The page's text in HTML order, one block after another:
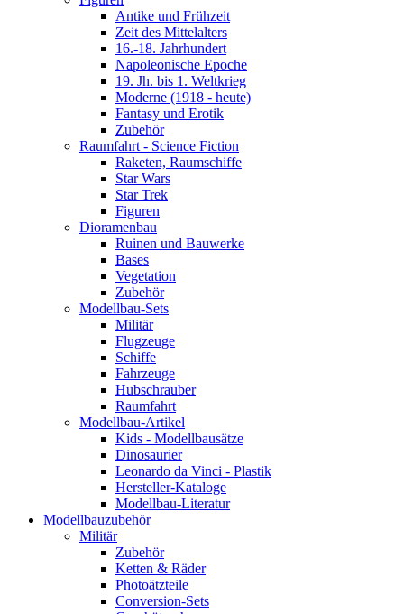
Antike und Frühzeit
Zeit des Mittelalters
16.-18. Jahrhundert
Napoleonische Epoche
19. Jh. bis 1. Weltkrieg
Moderne (1918 - heute)
Fantasy und Erotik
Zubehör
Raumfahrt - Science Fiction
Raketen, Raumschiffe
Star Wars
Star Trek
Figuren
Dioramenbau
Ruinen und Bauwerke
Bases
Vegetation
Zubehör
Modellbau-Sets
Militär
Flugzeuge
Schiffe
Fahrzeuge
Hubschrauber
Raumfahrt
Modellbau-Artikel
Kids - Modellbausätze
Dinosaurier
Leonardo da Vinci - Plastik
Hersteller-Kataloge
Modellbau-Literatur
Modellbauzubehör
Militär
Zubehör
Ketten & Räder
Photoätzteile
Conversion-Sets